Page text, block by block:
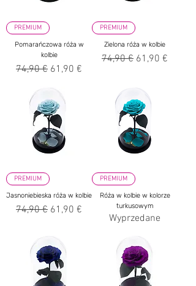
PREMIUM
Pomarańczowa róża w
kolbie
Regularna cena
74,90 € Cena rabatowa
61,90 €
PREMIUM
Zielona róża w kolbie
Regularna cena
74,90 € Cena rabatowa
61,90 €
PREMIUM
Jasnoniebieska róża w kolbie
Regularna cena
74,90 € Cena rabatowa
61,90 €
PREMIUM
Róża w kolbie w kolorze
turkusowym
Wyprzedane